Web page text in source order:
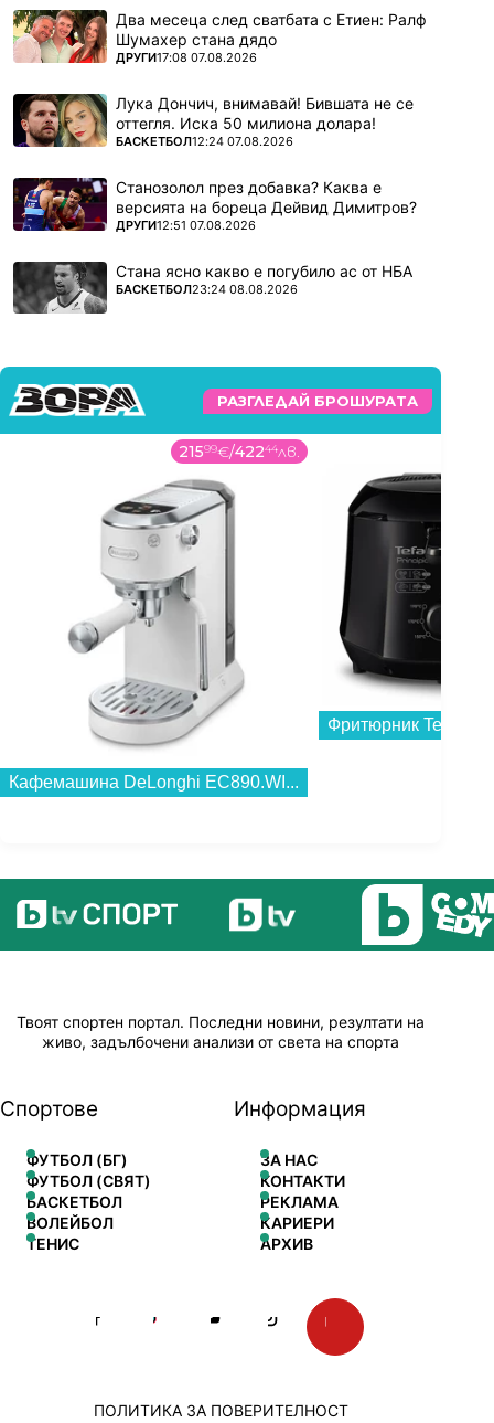
Два месеца след сватбата с Етиен: Ралф
Шумахер стана дядо
ПОВЕЧЕ ОТ
ДРУГИ17:08 07.08.2026
Лука Дончич, внимавай! Бившата не се
оттегля. Иска 50 милиона долара!
ПОВЕЧЕ ОТ
БАСКЕТБОЛ12:24 07.08.2026
Станозолол през добавка? Каква е
версията на бореца Дейвид Димитров?
ПОВЕЧЕ ОТ
ДРУГИ12:51 07.08.2026
Стана ясно какво е погубило ас от НБА
ПОВЕЧЕ ОТ
БАСКЕТБОЛ23:24 08.08.2026
РАЗГЛЕДАЙ БРОШУРАТА
€/8995лв.
Фритюрник Tefal FF230831...
Твоят спортен портал. Последни новини, резултати на
живо, задълбочени анализи от света на спорта
Спортове
ФУТБОЛ (БГ)
ФУТБОЛ (СВЯТ)
БАСКЕТБОЛ
ВОЛЕЙБОЛ
ТЕНИС
Информация
ЗА НАС
КОНТАКТИ
РЕКЛАМА
КАРИЕРИ
АРХИВ
ПОЛИТИКА ЗА ПОВЕРИТЕЛНОСТ